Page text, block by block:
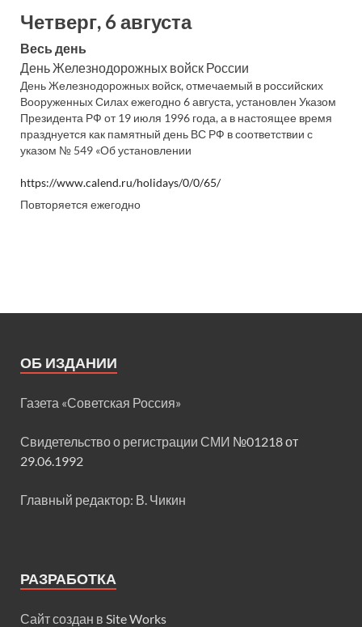
Четверг, 6 августа
Весь день
День Железнодорожных войск России
День Железнодорожных войск, отмечаемый в российских
Вооруженных Силах ежегодно 6 августа, установлен Указом
Президента РФ от 19 июля 1996 года, а в настоящее время
празднуется как памятный день ВС РФ в соответствии с
указом № 549 «Об установлении
https://www.calend.ru/holidays/0/0/65/
Повторяется ежегодно
ОБ ИЗДАНИИ
Газета «Советская Россия»
Свидетельство о регистрации СМИ №01218 от
29.06.1992
Главный редактор: В. Чикин
РАЗРАБОТКА
Сайт создан в Site Works